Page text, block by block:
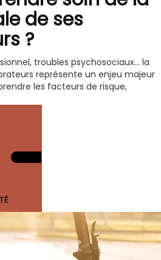
de ses
?
troubles psychosociaux… la
représente un enjeu majeur
les facteurs de risque,